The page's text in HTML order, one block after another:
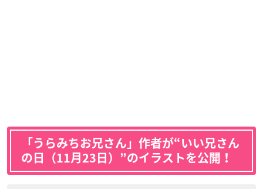
「うらみちお兄さん」作者が“いい兄さん
の日（11月23日）”のイラストを公開！